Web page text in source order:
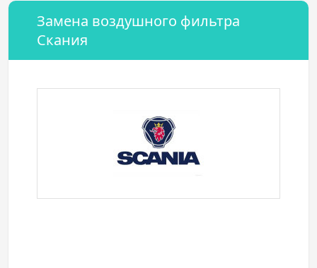
Замена воздушного фильтра
Скания